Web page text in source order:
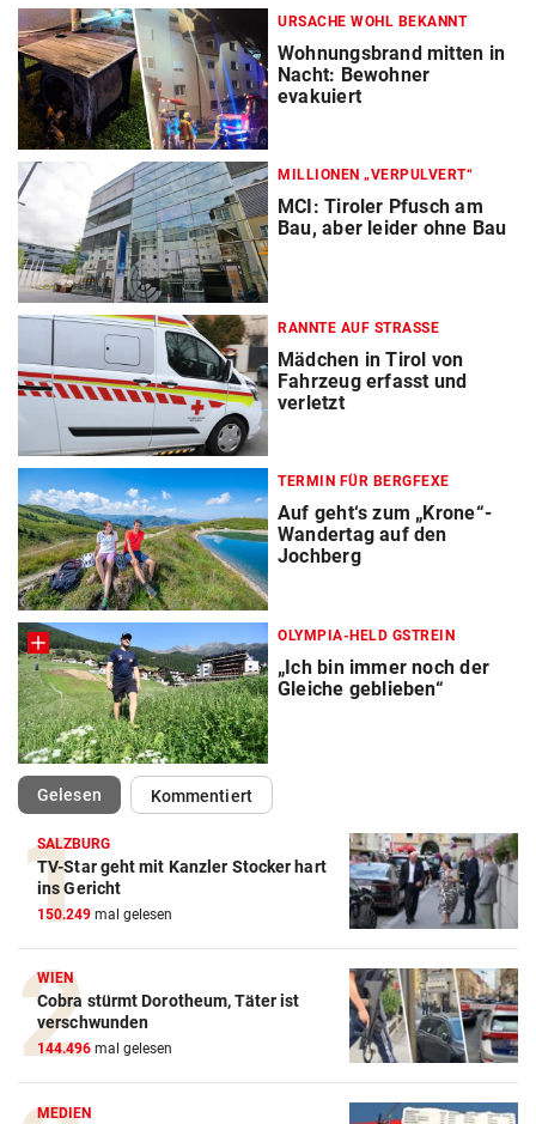
URSACHE WOHL BEKANNT
Wohnungsbrand mitten in
Nacht: Bewohner
evakuiert
MILLIONEN „VERPULVERT“
MCI: Tiroler Pfusch am
Bau, aber leider ohne Bau
RANNTE AUF STRASSE
Mädchen in Tirol von
Fahrzeug erfasst und
verletzt
TERMIN FÜR BERGFEXE
Auf geht‘s zum „Krone“-
Wandertag auf den
Jochberg
OLYMPIA-HELD GSTREIN
„Ich bin immer noch der
Gleiche geblieben“
Gelesen(ausgewählt)Kommentiert
SALZBURG
TV-Star geht mit Kanzler Stocker hart
ins Gericht
150.249 mal gelesen
WIEN
Cobra stürmt Dorotheum, Täter ist
verschwunden
144.496 mal gelesen
MEDIEN